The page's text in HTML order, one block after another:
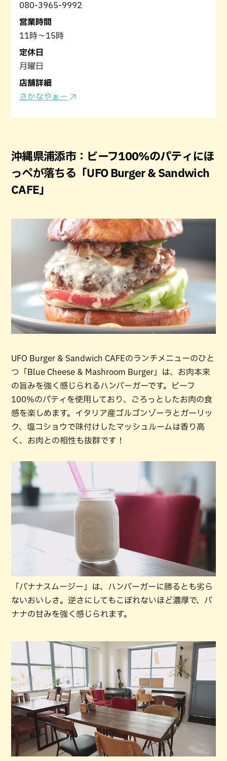
080-3965-9992
営業時間
11時～15時
定休日
月曜日
店舗詳細
さかなやぁー
沖縄県浦添市：ビーフ100%のパティにほ
っぺが落ちる「UFO Burger & Sandwich
CAFE」
UFO Burger & Sandwich CAFEのランチメニューのひと
つ「Blue Cheese & Mashroom Burger」は、お肉本来
の旨みを強く感じられるハンバーガーです。ビーフ
100%のパティを使用しており、ごろっとしたお肉の食
感を楽しめます。イタリア産ゴルゴンゾーラとガーリッ
ク、塩コショウで味付けしたマッシュルームは香り高
く、お肉との相性も抜群です！
「バナナスムージー」は、ハンバーガーに勝るとも劣ら
ないおいしさ。逆さにしてもこぼれないほど濃厚で、バ
ナナの甘みを強く感じられます。